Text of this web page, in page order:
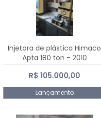
Injetora de plástico Himaco
Apta 180 ton - 2010
R$ 105.000,00
Lançamento